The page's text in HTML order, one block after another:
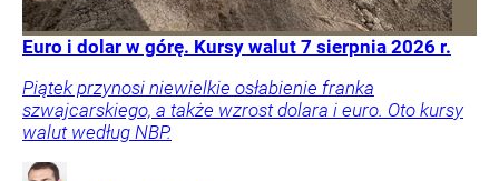
Euro i dolar w górę. Kursy walut 7 sierpnia 2026 r.
Piątek przynosi niewielkie osłabienie franka
szwajcarskiego, a także wzrost dolara i euro. Oto kursy
walut według NBP.